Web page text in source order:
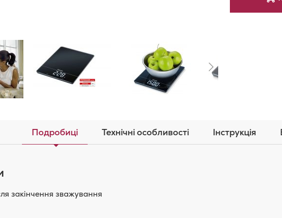
Подробиці
закінчення зважування
Технічні особливості Інструкція